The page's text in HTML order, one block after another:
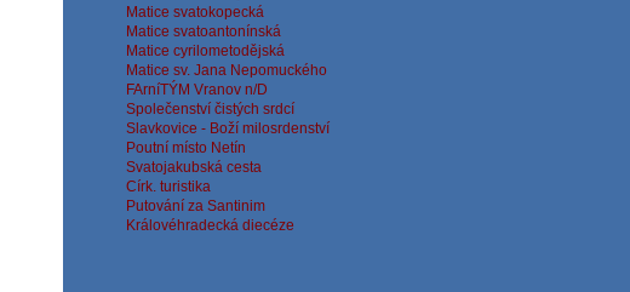
Matice svatokopecká
Matice svatoantonínská
Matice cyrilometodějská
Matice sv. Jana Nepomuckého
FArníTÝM Vranov n/D
Společenství čistých srdcí
Slavkovice - Boží milosrdenství
Poutní místo Netín
Svatojakubská cesta
Círk. turistika
Putování za Santinim
Královéhradecká diecéze